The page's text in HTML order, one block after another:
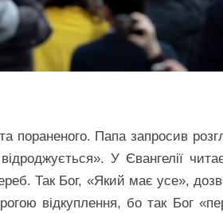
пораненого. Папа запросив
У Євангелії
Так Бог, «Який має усе»,
відкуплення, бо так Бог